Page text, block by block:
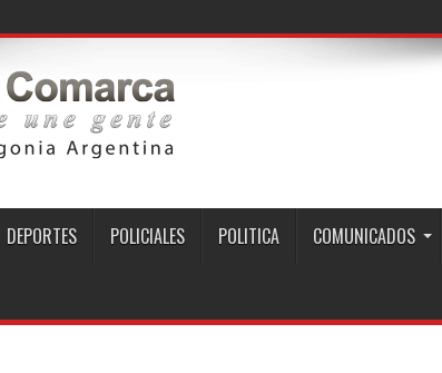
DEPORTES POLICIALES POLITICA COMUNICADOS